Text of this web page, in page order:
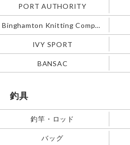
PORT AUTHORITY
Binghamton Knitting Company
IVY SPORT
BANSAC
釣具
釣竿・ロッド
バッグ